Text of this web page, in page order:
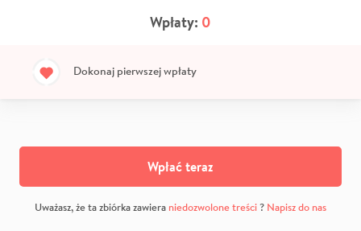
Wpłaty: 0
Dokonaj pierwszej wpłaty
Wpłać teraz
Uważasz, że ta zbiórka zawiera niedozwolone treści? Napisz do nas